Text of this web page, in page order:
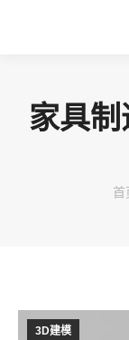
家具
首
3D建模